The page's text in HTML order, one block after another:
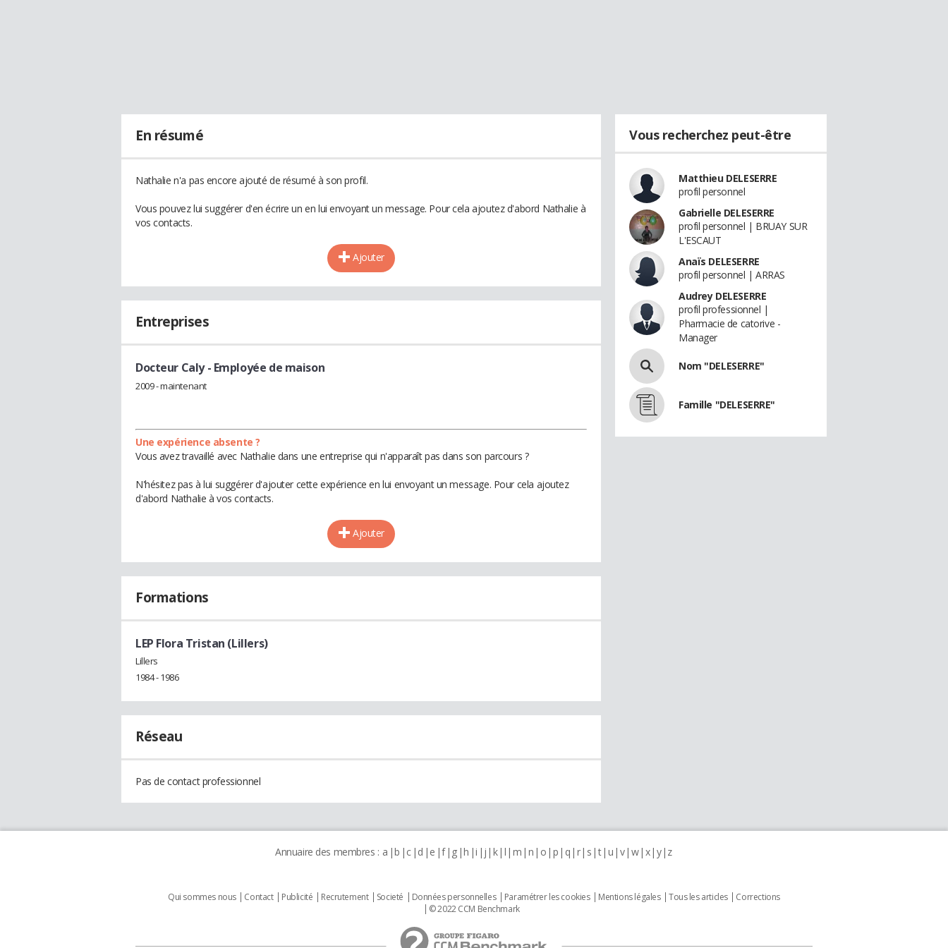
En résumé
Nathalie n'a pas encore ajouté de résumé à son profil.
Vous pouvez lui suggérer d'en écrire un en lui envoyant un message. Pour cela ajoutez d'abord Nathalie à
vos contacts.
Ajouter
Entreprises
Docteur Caly- Employée de maison
2009 - maintenant
Une expérience absente ?
Vous avez travaillé avec Nathalie dans une entreprise qui n'apparaît pas dans son parcours ?
N'hésitez pas à lui suggérer d'ajouter cette expérience en lui envoyant un message. Pour cela ajoutez
d'abord Nathalie à vos contacts.
Ajouter
Formations
LEP Flora Tristan (Lillers)
Lillers
1984 - 1986
Réseau
Pas de contact professionnel
Vous recherchez peut-être
Matthieu DELESERRE
profil personnel
Gabrielle DELESERRE
profil personnel | BRUAY SUR
L'ESCAUT
Anaïs DELESERRE
profil personnel | ARRAS
Audrey DELESERRE
profil professionnel |
Pharmacie de catorive -
Manager
Nom "DELESERRE"
Famille "DELESERRE"
Annuaire des membres : a b c d e f g h i j k l m n o p q r s t u v w x y z
Qui sommes nous Contact Publicité Recrutement Societé Données personnelles Paramétrer les cookies Mentions légales Tous les articles
Corrections
© 2022 CCM Benchmark